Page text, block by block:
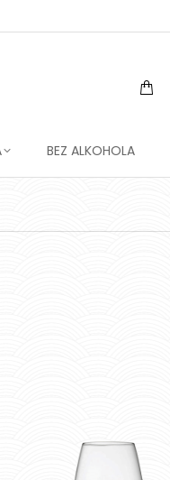
BEZ ALKOHOLA